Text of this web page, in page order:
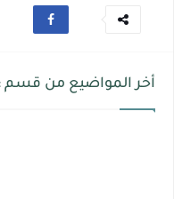
أخر المواضيع من قسم